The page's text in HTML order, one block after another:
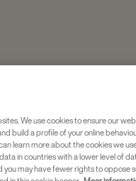
We use cookies to ensure our
build a profile of your online
learn more about the cookies we
in countries with a lower level of
may have fewer rights to oppose